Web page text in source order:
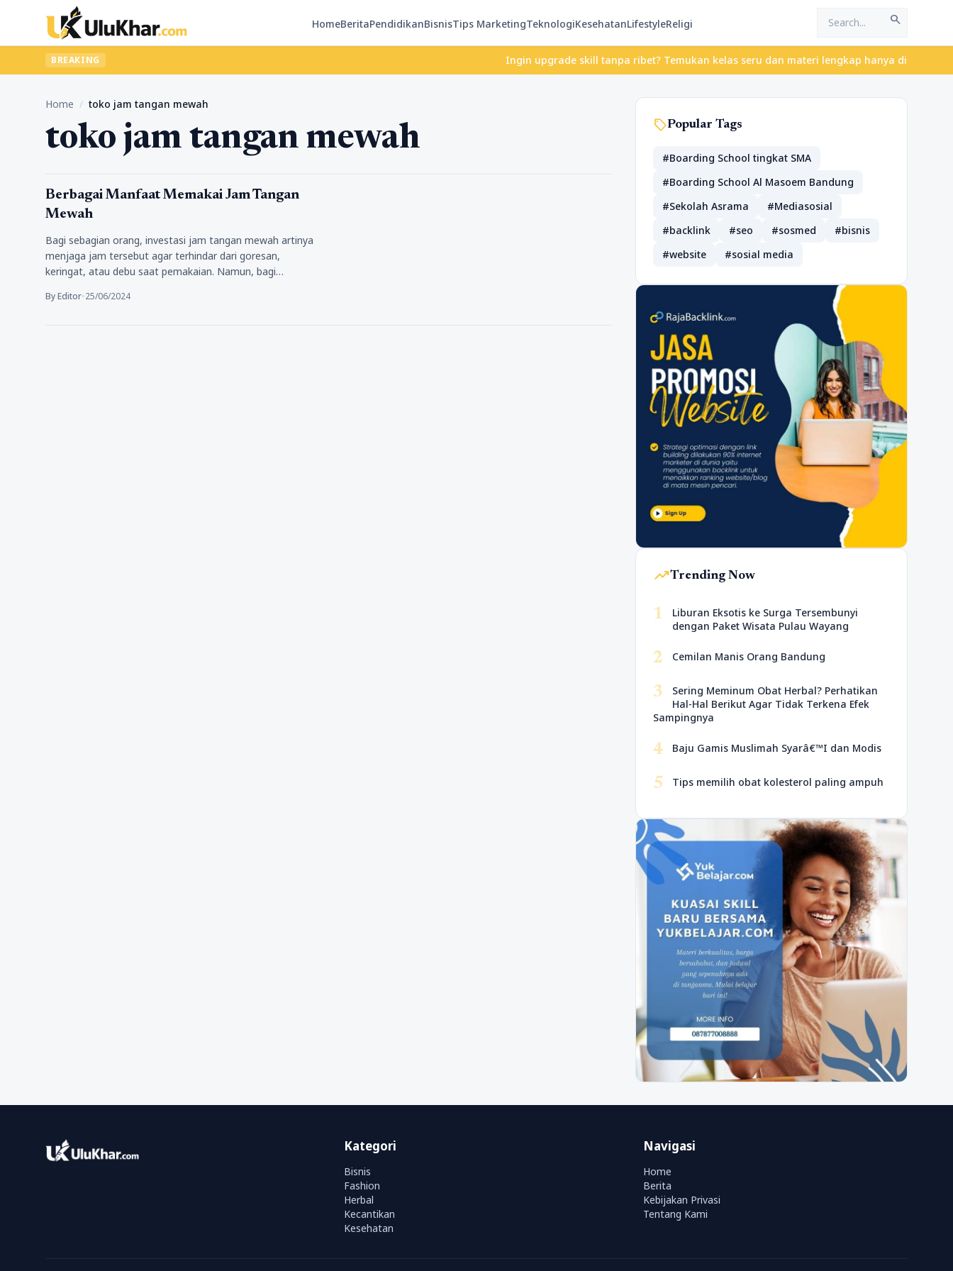
HomeBeritaPendidikanBisnisTips MarketingTeknologiKesehatanLifestyleReligi search
BREAKING Ingin upgrade skill tanpa ribet? Temukan kelas seru dan materi lengkap hanya di
Home / toko jam tangan mewah
toko jam tangan mewah
Lifestyle
Berbagai Manfaat Memakai Jam Tangan
Mewah
Bagi sebagian orang, investasi jam tangan mewah artinya
menjaga jam tersebut agar terhindar dari goresan,
keringat, atau debu saat pemakaian. Namun, bagi…
By Editor•25/06/2024
sellPopular Tags
#Boarding School tingkat SMA
#Boarding School Al Masoem Bandung
#Sekolah Asrama
#Mediasosial
#backlink
#seo #sosmed
#bisnis
#website
#sosial media
trending_upTrending Now
1
Liburan Eksotis ke Surga Tersembunyi
dengan Paket Wisata Pulau Wayang
2 Cemilan Manis Orang Bandung
3
Sering Meminum Obat Herbal? Perhatikan
Hal-Hal Berikut Agar Tidak Terkena Efek
Sampingnya
4 Baju Gamis Muslimah Syarâ€™I dan Modis
5 Tips memilih obat kolesterol paling ampuh
Kategori
Bisnis
Fashion
Herbal
Kecantikan
Kesehatan
Navigasi
Home
Berita
Kebijakan Privasi
Tentang Kami